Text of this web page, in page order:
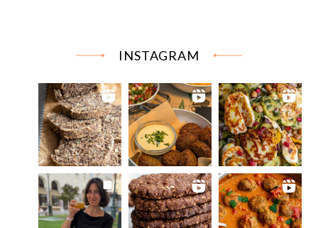
INSTAGRAM